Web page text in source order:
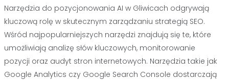
Narzędzia do pozycjonowania AI w Gliwicach odgrywają
kluczową rolę w skutecznym zarządzaniu strategią SEO.
Wśród najpopularniejszych narzędzi znajdują się te, które
umożliwiają analizę słów kluczowych, monitorowanie
pozycji oraz audyt stron internetowych. Narzędzia takie jak
Google Analytics czy Google Search Console dostarczają